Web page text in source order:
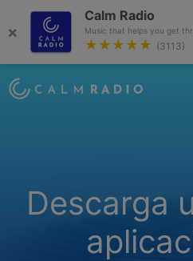
×
Calm Radio
Music that helps you get
★★★★★ (3113)
Descarga